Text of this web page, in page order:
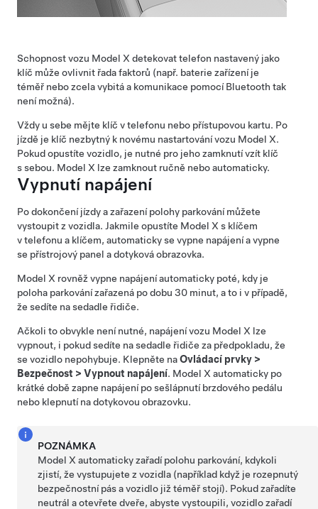
Schopnost vozu Model X detekovat telefon nastavený jako
klíč může ovlivnit řada faktorů (např. baterie zařízení je
téměř nebo zcela vybitá a komunikace pomocí Bluetooth tak
není možná).
Vždy u sebe mějte klíč v telefonu nebo přístupovou kartu. Po
jízdě je klíč nezbytný k novému nastartování vozu Model X.
Pokud opustíte vozidlo, je nutné pro jeho zamknutí vzít klíč
s sebou. Model X lze zamknout ručně nebo automaticky.
Vypnutí napájení
Po dokončení jízdy a zařazení polohy parkování můžete
vystoupit z vozidla. Jakmile opustíte Model X s klíčem
v telefonu a klíčem, automaticky se vypne napájení a vypne
se přístrojový panel a dotyková obrazovka.
Model X rovněž vypne napájení automaticky poté, kdy je
poloha parkování zařazená po dobu 30 minut, a to i v případě,
že sedíte na sedadle řidiče.
Ačkoli to obvykle není nutné, napájení vozu Model X lze
vypnout, i pokud sedíte na sedadle řidiče za předpokladu, že
se vozidlo nepohybuje. Klepněte naOvládací prvky >
Bezpečnost > Vypnout napájení. Model X automaticky po
krátké době zapne napájení po sešlápnutí brzdového pedálu
nebo klepnutí na dotykovou obrazovku.
POZNÁMKA
Model X automaticky zařadí polohu parkování, kdykoli
zjistí, že vystupujete z vozidla (například když je rozepnutý
bezpečnostní pás a vozidlo již téměř stojí). Pokud zařadíte
neutrál a otevřete dveře, abyste vystoupili, vozidlo zařadí